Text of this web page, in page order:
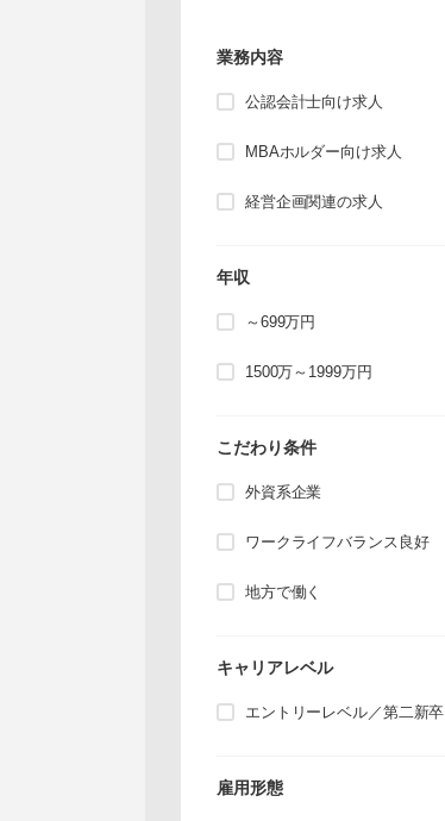
業務内容
公認会計士向け求人
MBAホルダー向け求人
経営企画関連の求人
年収
～699万円
1500万～1999万円
こだわり条件
外資系企業
ワークライフバランス良好
地方で働く
キャリアレベル
エントリーレベル／第二新卒
雇用形態